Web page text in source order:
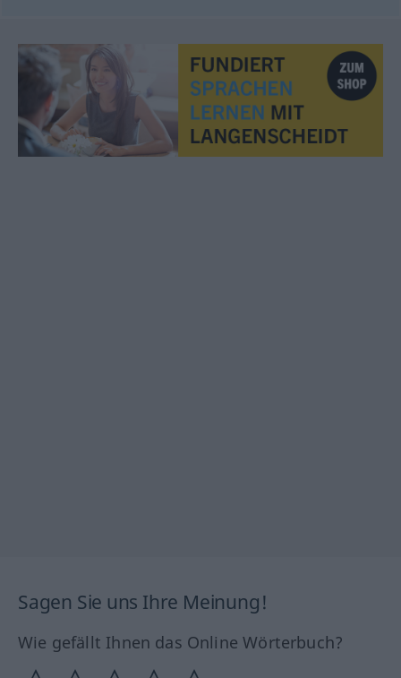
Sagen Sie uns Ihre Meinung!
Wie gefällt Ihnen das Online Wörterbuch?